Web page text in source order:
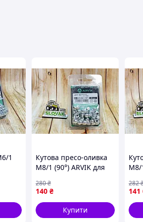
1
Кутова пресо-оливка
М8/1 (90°) ARVIK для
16 штук в пакованні
140 ₴
280₴
Купити
М8/
141
282